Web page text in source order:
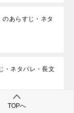
のあらすじ・ネタ
・ネタバレ・長文
TOPへ